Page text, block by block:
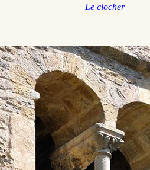
Le clocher